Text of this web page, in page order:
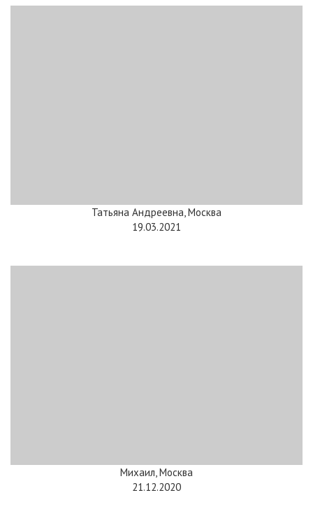
Татьяна Андреевна, Москва
19.03.2021
Михаил, Москва
21.12.2020